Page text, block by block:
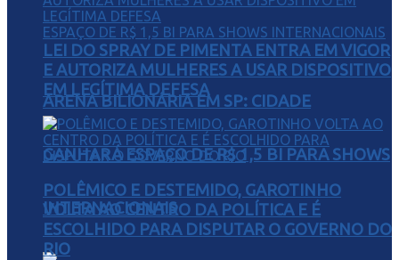
ARENA BILIONÁRIA EM SP: CIDADE
GANHARÁ ESPAÇO DE R$ 1,5 BI PARA SHOWS
INTERNACIONAIS
LEI DO SPRAY DE PIMENTA ENTRA EM VIGOR
E AUTORIZA MULHERES A USAR DISPOSITIVO
EM LEGÍTIMA DEFESA
POLÊMICO E DESTEMIDO, GAROTINHO
VOLTA AO CENTRO DA POLÍTICA E É
ESCOLHIDO PARA DISPUTAR O GOVERNO DO
RIO